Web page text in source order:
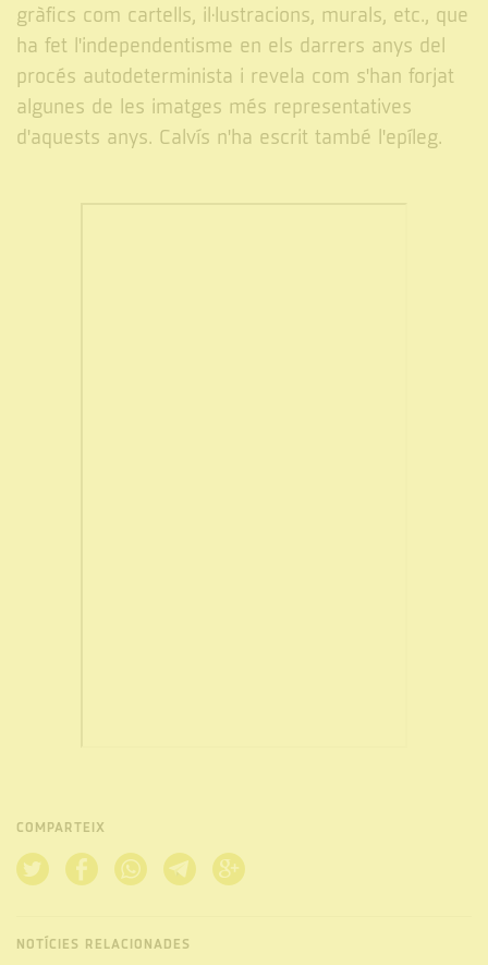
gràfics com cartells, il·lustracions, murals, etc., que
ha fet l'independentisme en els darrers anys del
procés autodeterminista i revela com s'han forjat
algunes de les imatges més representatives
d'aquests anys. Calvís n'ha escrit també l'epíleg.
COMPARTEIX
NOTÍCIES RELACIONADES